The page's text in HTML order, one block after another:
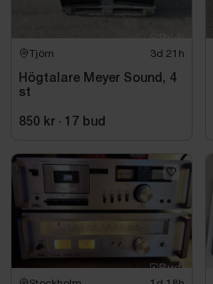
Tjörn 3d 21h
Högtalare Meyer Sound, 4
st
850 kr · 17 bud